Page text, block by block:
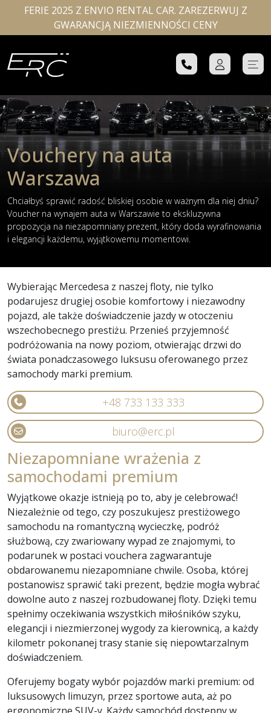
FERIE 2025 Z ENVIO RENTAL CAR. ZAREZERWUJ Z
GWARANCJĄ NIEZMIENNOŚCI CENY
Vouchery na auta
Warszawa
Chciałbyś sprawić radość bliskiej osobie w ważnym dla niej dniu?
Voucher na wynajem auta w Warszawie to ekskluzywna
propozycja na niezapomniany prezent, który doda wyrafinowania
i elegancji każdemu, wyjątkowemu momentowi.
Wybierając Mercedesa z naszej floty, nie tylko
podarujesz drugiej osobie komfortowy i niezawodny
pojazd, ale także doświadczenie jazdy w otoczeniu
wszechobecnego prestiżu. Przenieś przyjemność
podróżowania na nowy poziom, otwierając drzwi do
świata ponadczasowego luksusu oferowanego przez
samochody marki premium.
+48 733 133 333
biuro@erc.pl
Niezapomniane wrażenia z
samochodami premium
Wyjątkowe okazje istnieją po to, aby je celebrować!
Niezależnie od tego, czy poszukujesz prestiżowego
samochodu na romantyczną wycieczkę, podróż
służbową, czy zwariowany wypad ze znajomymi, to
podarunek w postaci vouchera zagwarantuje
obdarowanemu niezapomniane chwile. Osoba, której
postanowisz sprawić taki prezent, będzie mogła wybrać
dowolne auto z naszej rozbudowanej floty. Dzięki temu
spełnimy oczekiwania wszystkich miłośników szyku,
elegancji i niezmierzonej wygody za kierownicą, a każdy
kilometr pokonanej trasy stanie się niepowtarzalnym
doświadczeniem.
Oferujemy bogaty wybór pojazdów marki premium: od
luksusowych limuzyn, przez sportowe auta, aż po